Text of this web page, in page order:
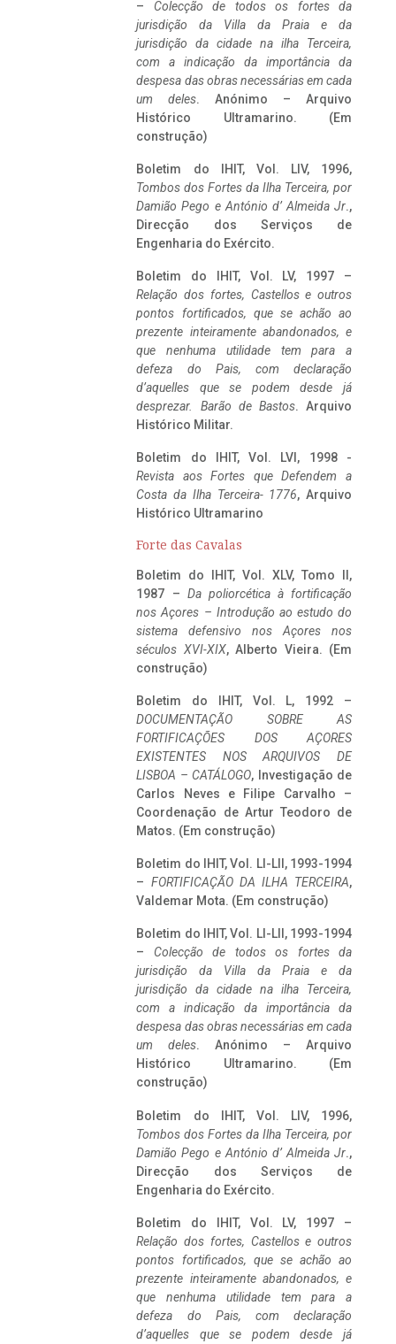
– Colecção de todos os fortes da
jurisdição da Villa da Praia e da
jurisdição da cidade na ilha Terceira,
com a indicação da importância da
despesa das obras necessárias em cada
um deles. Anónimo – Arquivo
Histórico Ultramarino. (Em
construção)
Boletim do IHIT, Vol. LIV, 1996,
Tombos dos Fortes da Ilha Terceira, por
Damião Pego e António d’ Almeida Jr.,
Direcção dos Serviços de
Engenharia do Exército.
Boletim do IHIT, Vol. LV, 1997 –
Relação dos fortes, Castellos e outros
pontos fortificados, que se achão ao
prezente inteiramente abandonados, e
que nenhuma utilidade tem para a
defeza do Pais, com declaração
d’aquelles que se podem desde já
desprezar. Barão de Bastos. Arquivo
Histórico Militar.
Boletim do IHIT, Vol. LVI, 1998 -
Revista aos Fortes que Defendem a
Costa da Ilha Terceira- 1776, Arquivo
Histórico Ultramarino
Forte das Cavalas
Boletim do IHIT, Vol. XLV, Tomo II,
1987 – Da poliorcética à fortificação
nos Açores – Introdução ao estudo do
sistema defensivo nos Açores nos
séculos XVI-XIX, Alberto Vieira. (Em
construção)
Boletim do IHIT, Vol. L, 1992 –
DOCUMENTAÇÃO SOBRE AS
FORTIFICAÇÕES DOS AÇORES
EXISTENTES NOS ARQUIVOS DE
LISBOA – CATÁLOGO, Investigação de
Carlos Neves e Filipe Carvalho –
Coordenação de Artur Teodoro de
Matos. (Em construção)
Boletim do IHIT, Vol. LI-LII, 1993-1994
– FORTIFICAÇÃO DA ILHA TERCEIRA,
Valdemar Mota. (Em construção)
Boletim do IHIT, Vol. LI-LII, 1993-1994
– Colecção de todos os fortes da
jurisdição da Villa da Praia e da
jurisdição da cidade na ilha Terceira,
com a indicação da importância da
despesa das obras necessárias em cada
um deles. Anónimo – Arquivo
Histórico Ultramarino. (Em
construção)
Boletim do IHIT, Vol. LIV, 1996,
Tombos dos Fortes da Ilha Terceira, por
Damião Pego e António d’ Almeida Jr.,
Direcção dos Serviços de
Engenharia do Exército.
Boletim do IHIT, Vol. LV, 1997 –
Relação dos fortes, Castellos e outros
pontos fortificados, que se achão ao
prezente inteiramente abandonados, e
que nenhuma utilidade tem para a
defeza do Pais, com declaração
d’aquelles que se podem desde já